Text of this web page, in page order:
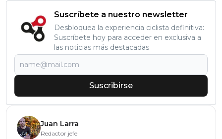
Suscríbete a nuestro newsletter
Desbloquea la experiencia ciclista definitiva:
Suscríbete hoy para acceder en exclusiva a
las noticias más destacadas
Suscribirse
Juan Larra
Redactor jefe